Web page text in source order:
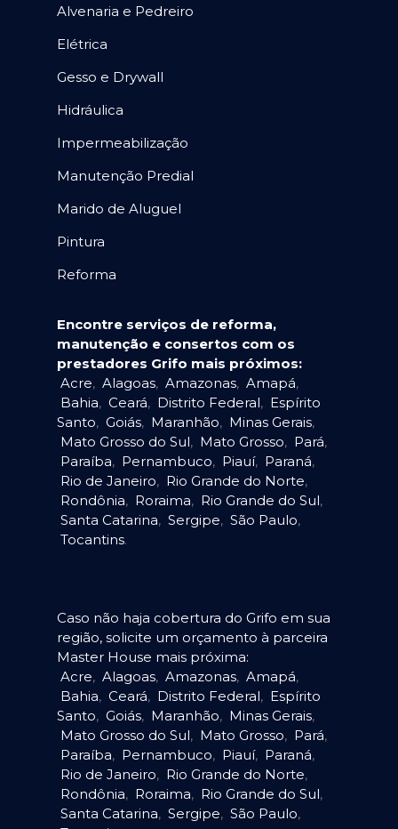
Alvenaria e Pedreiro
Elétrica
Gesso e Drywall
Hidráulica
Impermeabilização
Manutenção Predial
Marido de Aluguel
Pintura
Reforma
Encontre serviços de reforma,
manutenção e consertos com os
prestadores Grifo mais próximos:
Acre, Alagoas, Amazonas, Amapá,
Bahia, Ceará, Distrito Federal, Espírito
Santo, Goiás, Maranhão, Minas Gerais,
Mato Grosso do Sul, Mato Grosso, Pará,
Paraíba, Pernambuco, Piauí, Paraná,
Rio de Janeiro, Rio Grande do Norte,
Rondônia, Roraima, Rio Grande do Sul,
Santa Catarina, Sergipe, São Paulo,
Tocantins.
Caso não haja cobertura do Grifo em sua
região, solicite um orçamento à parceira
Master House mais próxima:
Acre, Alagoas, Amazonas, Amapá,
Bahia, Ceará, Distrito Federal, Espírito
Santo, Goiás, Maranhão, Minas Gerais,
Mato Grosso do Sul, Mato Grosso, Pará,
Paraíba, Pernambuco, Piauí, Paraná,
Rio de Janeiro, Rio Grande do Norte,
Rondônia, Roraima, Rio Grande do Sul,
Santa Catarina, Sergipe, São Paulo,